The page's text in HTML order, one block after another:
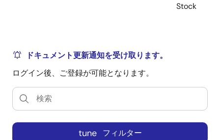
Stock
ドキュメント更新通知を受け取ります。
ログイン後、ご登録が可能となります。
tune フィルター